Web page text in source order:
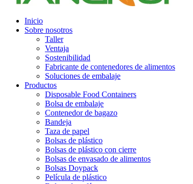
Inicio
Sobre nosotros
Taller
Ventaja
Sostenibilidad
Fabricante de contenedores de alimentos
Soluciones de embalaje
Productos
Disposable Food Containers
Bolsa de embalaje
Contenedor de bagazo
Bandeja
Taza de papel
Bolsas de plástico
Bolsas de plástico con cierre
Bolsas de envasado de alimentos
Bolsas Doypack
Película de plástico